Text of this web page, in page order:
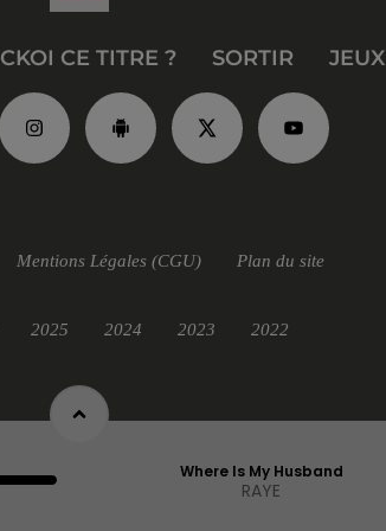
CKOI CE TITRE ? SORTIR JEUX
Where Is My Husband
RAYE
Mentions Légales (CGU) Plan du site
2025 2024 2023 2022